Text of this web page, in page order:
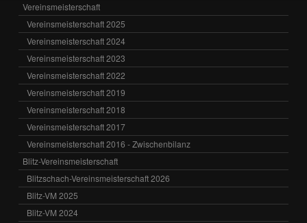
Vereinsmeisterschaft
Vereinsmeisterschaft 2025
Vereinsmeisterschaft 2024
Vereinsmeisterschaft 2023
Vereinsmeisterschaft 2022
Vereinsmeisterschaft 2019
Vereinsmeisterschaft 2018
Vereinsmeisterschaft 2017
Vereinsmeisterschaft 2016 - Zwischenbilanz
Blitz-Vereinsmeisterschaft
Blitzschach-Vereinsmeisterschaft 2026
Blitz-VM 2025
Blitz-VM 2024